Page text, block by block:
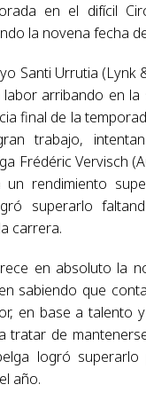
en el difícil
la novena fecha
Santi Urrutia (Lynk
arribando en la
final de la
trabajo,
Frédéric Vervisch
un rendimiento
superarlo
carrera.
en absoluto la
sabiendo que
en base a talento
tratar de
logró
año.